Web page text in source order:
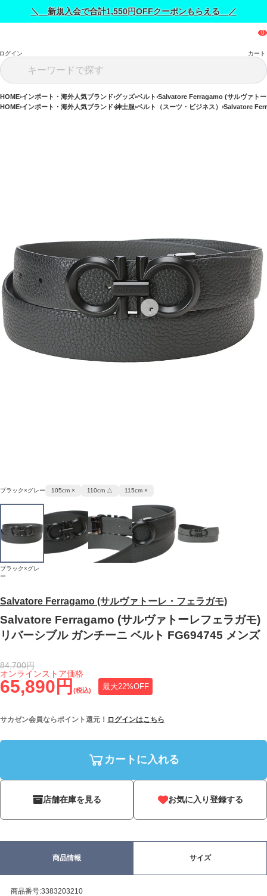
＼ 新規入会で合計1,550円OFFクーポンもらえる ／
グイン カート
HOME インポート・海外人気ブランド グッズ ベルト Salvatore Ferragamo (サルヴァト
HOME インポート・海外人気ブランド 紳士服 ベルト（スーツ・ビジネス） Salvatore
Salvatore Ferragamo (サルヴァトーレ・フェラガモ)
Salvatore Ferragamo (サルヴァトーレフェラガモ)
リバーシブル ガンチーニ ベルト FG694745 メンズ
65,890円 (税込) 最大22%OFF
オンラインストア価格
84,700円
サカゼン会員ならポイント還元！ ログインはこちら
カートに入れる
店舗在庫を見る お気に入り登録する
ブラック×グレー 105cm × 110cm △ 115cm ×
ブラック×グレ
ー
商品情報 サイズ
商品番号:3383203210